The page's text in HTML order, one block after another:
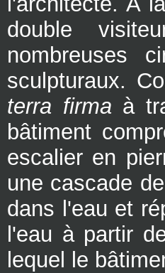
double
nombreuses
sculpturaux.
terra firma à
bâtiment
escalier en
une cascade
dans l'eau et
l'eau à partir
lequel le